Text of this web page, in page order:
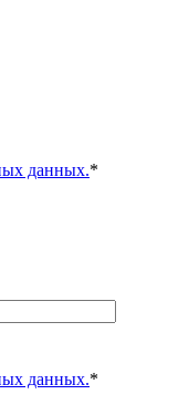
данных.*
данных.*